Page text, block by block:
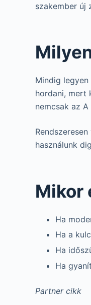
szakember új
Mindig
hordani, mert
nemcsak az
használunk
Mikor
Ha
Ha a
Ha
Ha
Partner cikk